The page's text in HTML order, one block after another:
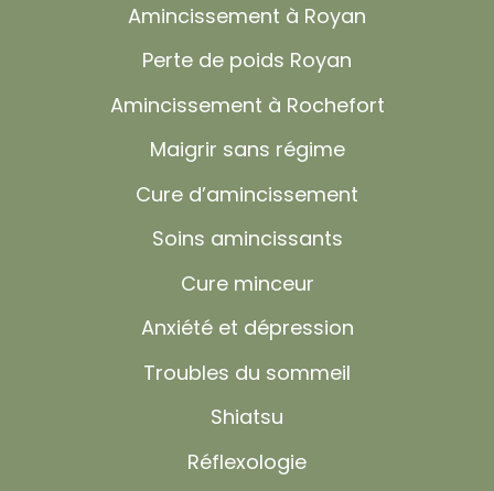
Amincissement à Royan
Perte de poids Royan
Amincissement à Rochefort
Maigrir sans régime
Cure d’amincissement
Soins amincissants
Cure minceur
Anxiété et dépression
Troubles du sommeil
Shiatsu
Réflexologie